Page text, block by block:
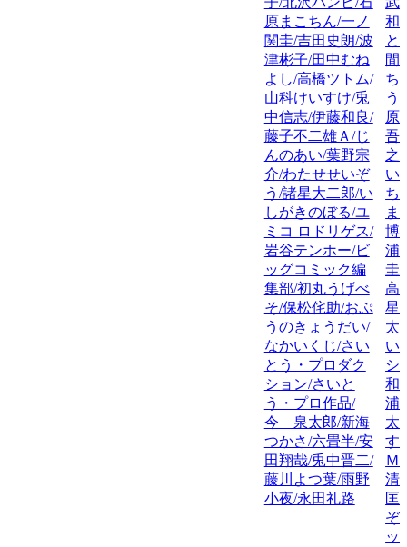
原まこちん/一ノ
関圭/吉田史朗/波
津彬子/田中むね
よし/高橋ツトム/
山科けいすけ/兎
中信志/伊藤和良/
藤子不二雄Ａ/じ
んのあい/葉野宗
介/わたせせいぞ
う/諸星大二郎/い
しがきのぼる/ユ
ミコ ロドリゲス/
岩谷テンホー/ビ
ッグコミック編
集部/初丸うげべ
そ/保松侘助/おぷ
うのきょうだい/
なかいくじ/さい
とう・プロダク
ション/さいと
う・プロ作品/
今 泉太郎/新海
つかさ/六畳半/安
田翔哉/兎中晋二/
藤川よつ葉/雨野
小夜/永田礼路
和
と
間
ち
う
原
吾/
之
い
ち
ま
博/
浦
圭/
高
星/
太
い
シ
和
浦
太
す
Ｍ
清
匡
ぞ
ッ